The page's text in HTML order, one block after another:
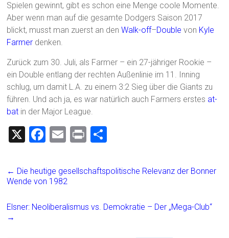
Spielen gewinnt, gibt es schon eine Menge coole Momente.
Aber wenn man auf die gesamte Dodgers Saison 2017
blickt, musst man zuerst an denWalk-off–Double von Kyle
Farmer denken.
Zurück zum 30. Juli, als Farmer – ein 27-jähriger Rookie –
ein Double entlang der rechten Außenlinie im 11. Inning
schlug, um damit L.A. zu einem 3:2 Sieg über die Giants zu
führen. Und ach ja, es war natürlich auch Farmers erstes at-
bat in der Major League.
X
F
ce
b
o
E
ai
l
Pr
t
e
← Die heutige gesellschaftspolitische Relevanz der Bonner
Wende von 1982
Elsner: Neoliberalismus vs. Demokratie – Der „Mega-Club“
→